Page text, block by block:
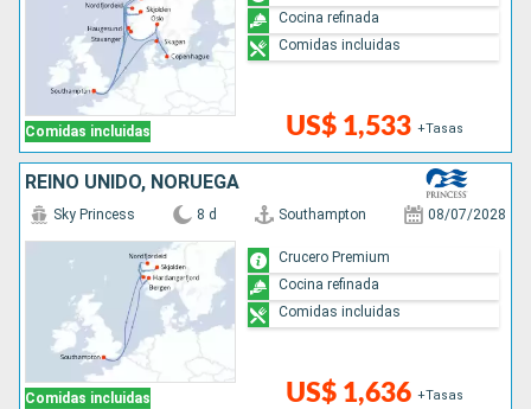
Comidas incluidas US$ 1,533 +Tasas
Cocina refinada
Comidas incluidas
REINO UNIDO, NORUEGA
Comidas incluidas
Sky Princess 8 d Southampton 08/07/2028
US$ 1,636 +Tasas
Crucero Premium
Cocina refinada
Comidas incluidas